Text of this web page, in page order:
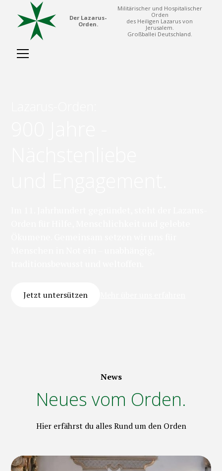
Der Lazarus-
Orden.
Militärischer und Hospitalischer
Orden
des Heiligen Lazarus von
Jerusalem.
Großballei Deutschland.
Jetzt untersützen
News
Neues vom Orden.
Hier erfährst du alles Rund um den Orden